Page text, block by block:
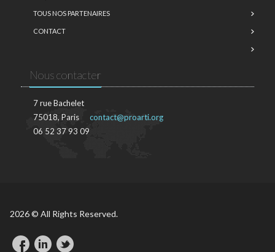
TOUS NOS PARTENAIRES
CONTACT
Nous contacter
7 rue Bachelet
75018, Paris
06 52 37 93 09
contact@proarti.org
2026 © All Rights Reserved.